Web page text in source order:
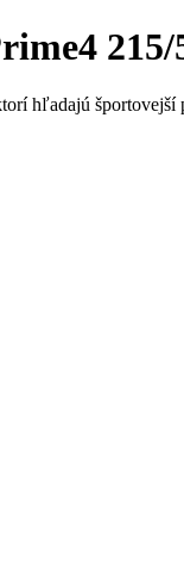
hľadajú športovejší